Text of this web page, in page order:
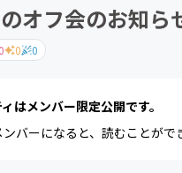
オフ会のお知
0 0 0
はメンバー限定公開です。
バーになると、読むことがで